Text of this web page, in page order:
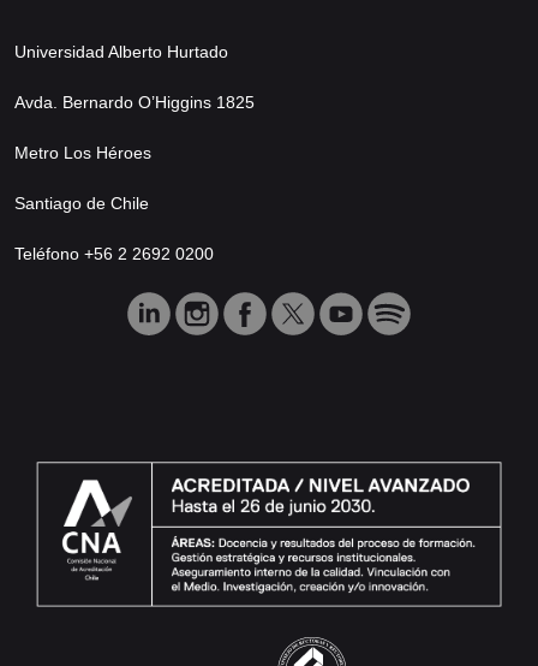
Universidad Alberto Hurtado
Avda. Bernardo O’Higgins 1825
Metro Los Héroes
Santiago de Chile
Teléfono +56 2 2692 0200